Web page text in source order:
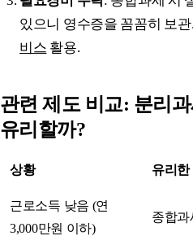
있으니 영수증을 꼼꼼히 보관.
비스 활용.
관련 제도 비교: 분리과
유리할까?
상황 유리한
근로소득 낮음 (연
3,000만원 이하)
종합과